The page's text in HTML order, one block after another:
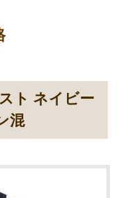
ト ネイビー
混